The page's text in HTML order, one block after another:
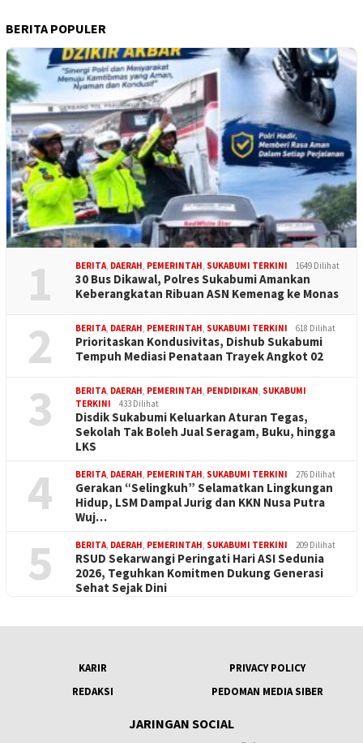
BERITA POPULER
1 BERITA, DAERAH, PEMERINTAH, SUKABUMI TERKINI 1649 Dilihat
30 Bus Dikawal, Polres Sukabumi Amankan
Keberangkatan Ribuan ASN Kemenag ke Monas
2 BERITA, DAERAH, PEMERINTAH, SUKABUMI TERKINI 618 Dilihat
Prioritaskan Kondusivitas, Dishub Sukabumi
Tempuh Mediasi Penataan Trayek Angkot 02
3 BERITA, DAERAH, PEMERINTAH, PENDIDIKAN, SUKABUMI
TERKINI
433 Dilihat
Disdik Sukabumi Keluarkan Aturan Tegas,
Sekolah Tak Boleh Jual Seragam, Buku, hingga
LKS
4 BERITA, DAERAH, PEMERINTAH, SUKABUMI TERKINI 276 Dilihat
Gerakan “Selingkuh” Selamatkan Lingkungan
Hidup, LSM Dampal Jurig dan KKN Nusa Putra
Wuj…
5 BERITA, DAERAH, PEMERINTAH, SUKABUMI TERKINI 209 Dilihat
RSUD Sekarwangi Peringati Hari ASI Sedunia
2026, Teguhkan Komitmen Dukung Generasi
Sehat Sejak Dini
KARIR
PRIVACY POLICY
REDAKSI
PEDOMAN MEDIA SIBER
JARINGAN SOCIAL